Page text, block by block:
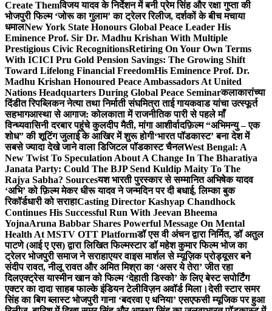
Create Themविजय यादव के निर्देशन में बनी प्रेम सिंह और रक्षा गुप्ता की
भोजपुरी फिल्म ‘जोरू का गुलाम’ का ट्रेलर रिलीज, दर्शकों के बीच मचाया
धमालNew York State Honours Global Peace Leader His
Eminence Prof. Sir Dr. Madhu Krishan With Multiple
Prestigious Civic RecognitionsRetiring On Your Own Terms
With ICICI Pru Gold Pension Savings: The Growing Shift
Toward Lifelong Financial FreedomHis Eminence Prof. Dr.
Madhu Krishan Honoured Peace Ambassadors At United
Nations Headquarters During Global Peace Seminarकलाकारांच्या
दिंडीत रिपब्लिकन नेत्या तथा निर्माती संघमित्रा ताई गायकवाड यांचा उत्स्फूर्त
सहभागआस्था से आगाज: कोलकाता में राजनीतिक पारी से पहले माँ
विन्ध्यवासिनी दरबार पहुंचे कुलदीप मैती, मांगा आशीर्वादफ़िल्म “अभिमन्यु – एक
शोध” की शूटिंग जुलाई के आखिर में शुरू होगी‘भारत पॉडकास्ट’ बना देश में
सबसे ज्यादा देखे जाने वाला डिजिटल पॉडकास्ट चैनलWest Bengal: A
New Twist To Speculation About A Change In The Bharatiya
Janata Party: Could The BJP Send Kuldip Maity To The
Rajya Sabha? Sourcesयश भारती पुरस्कार से सम्मानित अभिषेक यादव
‘अभि’ को फ़िल्म मेकर धीरू यादव ने जन्मदिन पर दी बधाई, लिम्का बुक
रिकॉर्डधारी को सराहाCasting Director Kashyap Chandhock
Continues His Successful Run With Jeevan Bheema
YojnaAruna Babbar Shares Powerful Message On Mental
Health At MSTV OTT Platformडॉ एस वी अंचन द्वारा निर्मित, डॉ अतुल
पाटणे (आई ए एस) द्वारा लिखित फिल्मस्टार डॉ महेश कुमार फिल्म भोज का
ट्रेलर भोजपुरी समाज ने सराहाएयर वाइस मार्शल से म्यूज़िक प्रोड्यूसर बने
संदीप रावत, नीलू रावत और अमित मिश्रा का ‘असर ये तेरा’ जीत रहा
दिलएक्ट्रेस यास्मीन खान को फिल्म ‘देहाती डिस्को’ के लिए बेस्ट सपोर्टिंग
एक्टर का दादा साहब फाल्के इंडियन टेलीविज़न अवॉर्ड मिला।देसी स्टार समर
सिंह का बिग ब्लास्ट भोजपुरी गाना ‘बदरवा ए धनिया’ एसएफसी म्यूजिक पर हुआ